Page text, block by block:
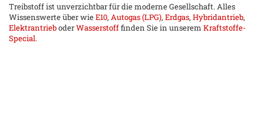
Treibstoff ist unverzichtbar für die moderne Gesellschaft. Alles
Wissenswerte über wieE10, Autogas (LPG), Erdgas, Hybridantrieb,
ElektrantrieboderWasserstofffinden Sie in unserem Kraftstoffe-
Special.